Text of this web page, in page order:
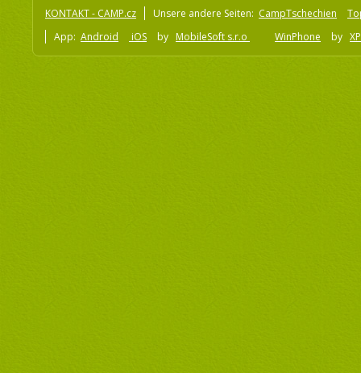
KONTAKT - CAMP.cz Unsere andere Seiten: CampTschechien
App: Android iOS by MobileSoft s.r.o WinPhone by